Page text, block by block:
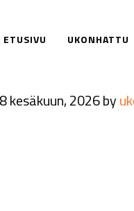
ETUSIVU UKONHATTU
8 kesäkuun, 2026by